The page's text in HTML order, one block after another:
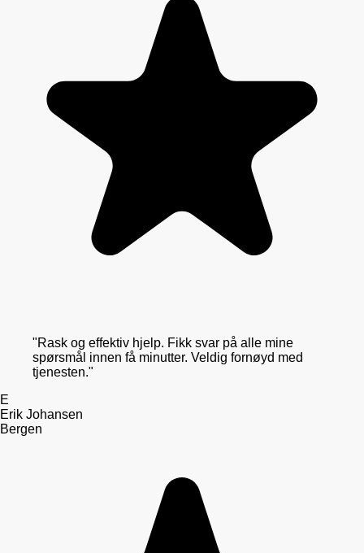
"Rask og effektiv hjelp. Fikk svar på alle mine
spørsmål innen få minutter. Veldig fornøyd med
tjenesten."
E
Erik Johansen
Bergen